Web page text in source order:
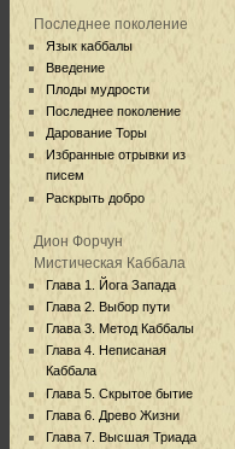
Последнее поколение
Язык каббалы
Введение
Плоды мудрости
Последнее поколение
Дарование Торы
Избранные отрывки из
писем
Раскрыть добро
Дион Форчун
Мистическая Каббала
Глава 1. Йога Запада
Глава 2. Выбор пути
Глава 3. Метод Каббалы
Глава 4. Неписаная
Каббала
Глава 5. Скрытое бытие
Глава 6. Древо Жизни
Глава 7. Высшая Триада